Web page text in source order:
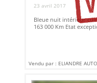
23 avril 2017
Bleue nuit intérieur
163 000 Km Etat
Vendu par : ELIANDRE